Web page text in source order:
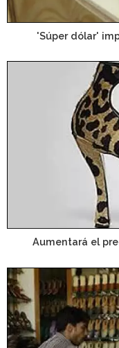
'Súper dólar'
Aumentará el